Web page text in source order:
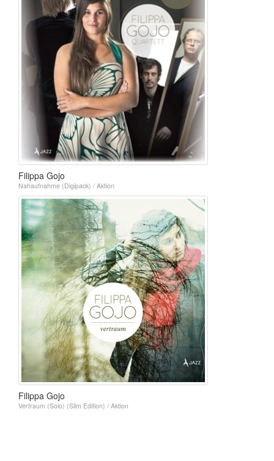
Filippa Gojo
Nahaufnahme (Digipack) / Aktion
Filippa Gojo
Vertraum (Solo) (Slim Edition) / Aktion